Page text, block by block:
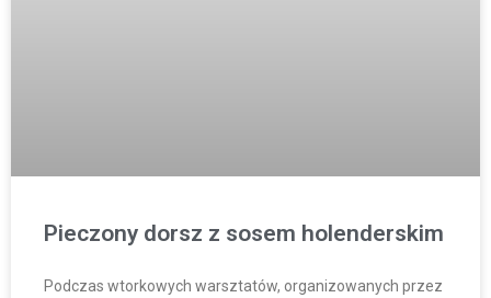
Pieczony dorsz z sosem holenderskim
Podczas wtorkowych warsztatów, organizowanych przez